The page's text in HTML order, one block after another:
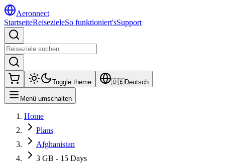
Aeronnect
StartseiteReisezieleSo funktioniert'sSupport
Toggle theme 🇩🇪Deutsch
Menü umschalten
Home
Plans
Afghanistan
3 GB - 15 Days